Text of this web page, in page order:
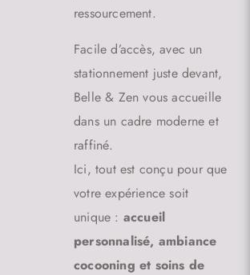
ressourcement.
Facile d’accès, avec un
stationnement juste devant,
Belle & Zen vous accueille
dans un cadre moderne et
raffiné.
Ici, tout est conçu pour que
votre expérience soit
unique : accueil
personnalisé, ambiance
cocooning et soins de